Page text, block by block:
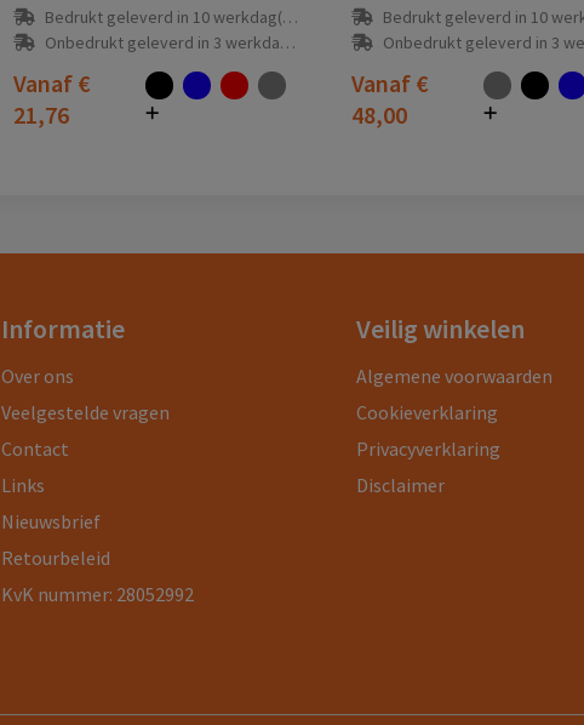
Bedrukt geleverd in 10 werkdag(en)
Onbedrukt geleverd in 3 werkdag(en)
Vanaf €
21,76
Bedrukt geleverd in 10
Onbedrukt geleverd in 3
Vanaf €
48,00
Informatie
Over ons
Veelgestelde vragen
Contact
Links
Nieuwsbrief
Retourbeleid
KvK nummer: 28052992
Veilig winkelen
Algemene voorwaarden
Cookieverklaring
Privacyverklaring
Disclaimer